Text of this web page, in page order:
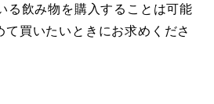
る飲み物 を購入することは可能
て買いたいときにお求めくださ